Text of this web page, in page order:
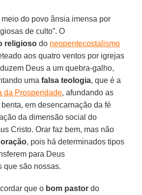
do povo ânsia imensa por
de culto”. O
religioso do neopentecostalismo
aos quatro ventos por igrejas
Deus a um quebra-galho,
uma falsa teologia, que é a
da Prosperidade, afundando as
em desencarnação da fé
da dimensão social do
Cristo. Orar faz bem, mas não
, pois há determinados tipos
para Deus
que são nossas.
que o bom pastor do